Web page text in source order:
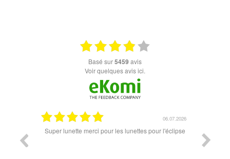
basé sur5459 avis
Voir quelques avis ici.
06.07.2026
Super lunette merci pour les lunettes pour l'éclipse